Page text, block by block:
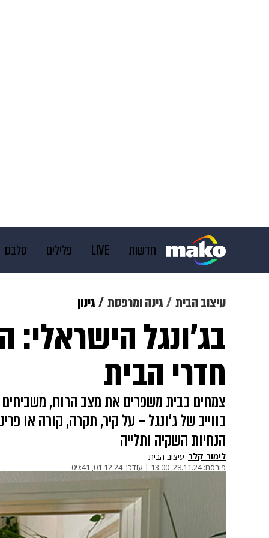
חדשות LIVE פלילים סלבס
מוזיקה תרבות
דיגיטל גאווה ויוה משפט
עיצוב הבית גינה ומרפסת גינון
בג'ונגל
חדרי הבית
צמחים בבית משפרים את מצב הרוח, משביחים
הנחיות השקיה ותלייה
לימור קלר עיצוב הבית
פורסם:28.11.24, 13:00
| עודכן:01.12.24, 09:41